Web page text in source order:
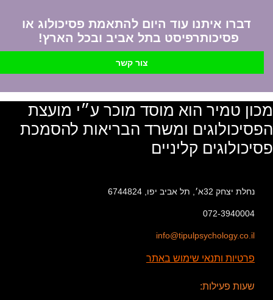
דברו איתנו עוד היום להתאמת פסיכולוג או
פסיכותרפיסט בתל אביב ובכל הארץ!
צור קשר
מכון טמיר הוא מוסד מוכר ע״י מועצת
הפסיכולוגים ומשרד הבריאות להסמכת
פסיכולוגים קליניים
נחלת יצחק 32א׳, תל אביב יפו, 6744824
072-3940004
info@tipulpsychology.co.il
פרטיות ותנאי שימוש באתר
שעות פעילות: